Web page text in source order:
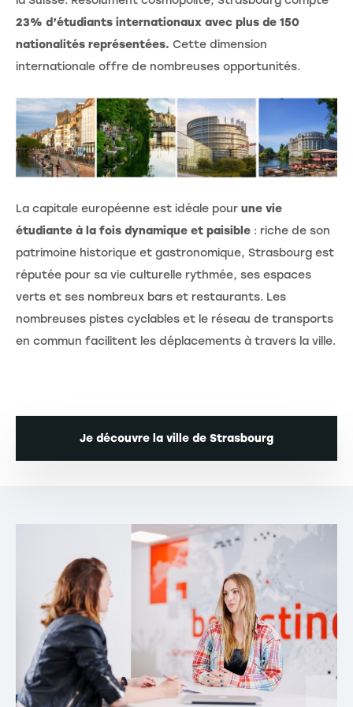
23% d’étudiants internationaux avec plus de 150
nationalités représentées. Cette dimension
internationale offre de nombreuses opportunités.
La capitale européenne est idéale pour une vie
étudiante à la fois dynamique et paisible : riche de son
patrimoine historique et gastronomique, Strasbourg est
réputée pour sa vie culturelle rythmée, ses espaces
verts et ses nombreux bars et restaurants. Les
nombreuses pistes cyclables et le réseau de transports
en commun facilitent les déplacements à travers la ville.
Je découvre la ville de Strasbourg